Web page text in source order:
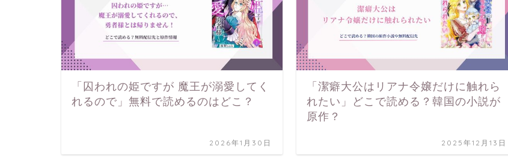
「囚われの姫ですが 魔王が溺愛してく
れるので」無料で読めるのはどこ？
2026年1月30日
「潔癖大公はリアナ令嬢だけに触れら
れたい」どこで読める？韓国の小説が
原作？
2025年12月13日